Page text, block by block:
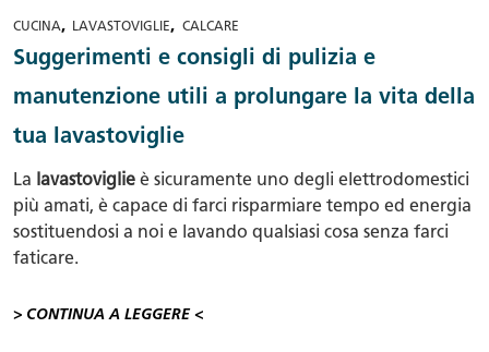
CUCINA, LAVASTOVIGLIE, CALCARE
Suggerimenti e consigli di pulizia e
manutenzione utili a prolungare la vita della
tua lavastoviglie
La lavastoviglie è sicuramente uno degli elettrodomestici
più amati, è capace di farci risparmiare tempo ed energia
sostituendosi a noi e lavando qualsiasi cosa senza farci
faticare.
> CONTINUA A LEGGERE <